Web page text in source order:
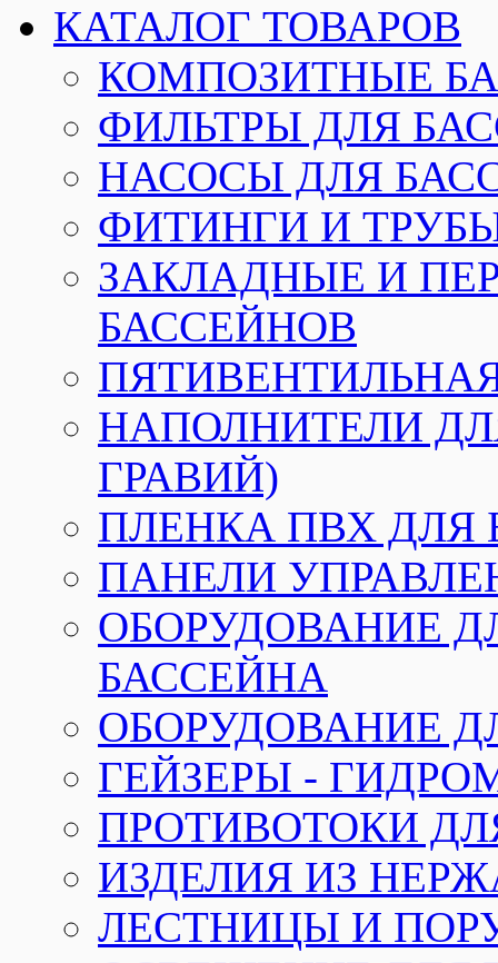
КАТАЛОГ ТОВАРОВ
КОМПОЗИТНЫЕ
ФИЛЬТРЫ ДЛЯ
НАСОСЫ ДЛЯ
ФИТИНГИ И
ЗАКЛАДНЫЕ И
БАССЕЙНОВ
НАПОЛНИТЕЛИ
ГРАВИЙ)
ПЛЕНКА ПВХ ДЛЯ
ПАНЕЛИ
ОБОРУДОВАНИЕ
БАССЕЙНА
ОБОРУДОВАНИЕ
ГЕЙЗЕРЫ -
ПРОТИВОТОКИ
ИЗДЕЛИЯ ИЗ
ЛЕСТНИЦЫ И